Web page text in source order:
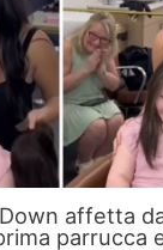
affetta
parrucca